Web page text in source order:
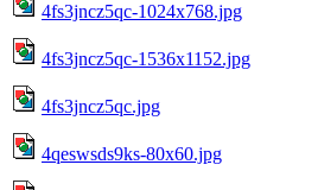
4fs3jncz5qc-1024x768.jpg
4fs3jncz5qc-1536x1152.jpg
4fs3jncz5qc.jpg
4qeswsds9ks-80x60.jpg